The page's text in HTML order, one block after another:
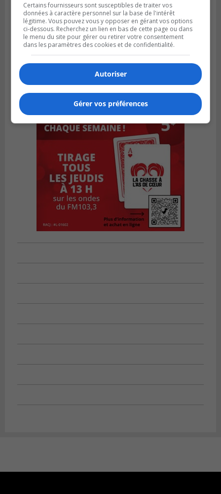
Certains fournisseurs sont susceptibles de traiter vos
données à caractère personnel sur la base de l'intérêt
légitime. Vous pouvez vous y opposer en gérant vos options
ci-dessous. Recherchez un lien en bas de cette page ou dans
le menu du site pour gérer ou retirer votre consentement
dans les paramètres des cookies et de confidentialité.
Autoriser
Gérer vos préférences